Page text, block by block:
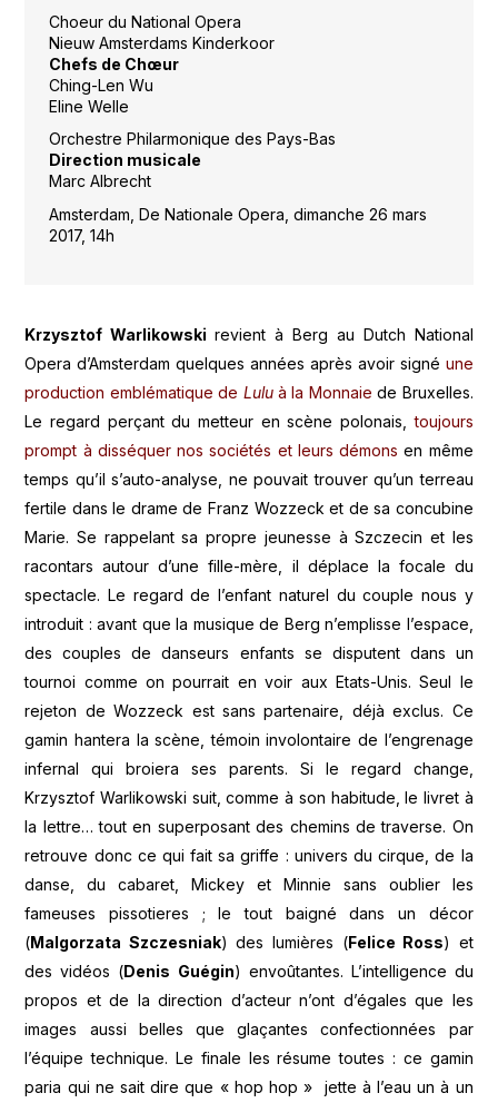
Choeur du National Opera
Nieuw Amsterdams Kinderkoor
Chefs de Chœur
Ching-Len Wu
Eline Welle
Orchestre Philarmonique des Pays-Bas
Direction musicale
Marc Albrecht
Amsterdam, De Nationale Opera, dimanche 26 mars
2017, 14h
Krzysztof Warlikowskirevient à Berg au Dutch National
Opera d’Amsterdam quelques années après avoir signé une
production emblématique de Luluà la Monnaie de Bruxelles.
Le regard perçant du metteur en scène polonais,toujours
prompt à disséquer nos sociétés et leurs démons en même
temps qu’il s’auto-analyse, ne pouvait trouver qu’un terreau
fertile dans le drame de Franz Wozzeck et de sa concubine
Marie. Se rappelant sa propre jeunesse à Szczecin et les
racontars autour d’une fille-mère, il déplace la focale du
spectacle. Le regard de l’enfant naturel du couple nous y
introduit : avant que la musique de Berg n’emplisse l’espace,
des couples de danseurs enfants se disputent dans un
tournoi comme on pourrait en voir aux Etats-Unis. Seul le
rejeton de Wozzeck est sans partenaire, déjà exclus. Ce
gamin hantera la scène, témoin involontaire de l’engrenage
infernal qui broiera ses parents. Si le regard change,
Krzysztof Warlikowski suit, comme à son habitude, le livret à
la lettre… tout en superposant des chemins de traverse. On
retrouve donc ce qui fait sa griffe : univers du cirque, de la
danse, du cabaret, Mickey et Minnie sans oublier les
fameuses pissotieres ; le tout baigné dans un décor
(Malgorzata Szczesniak) des lumières (Felice Ross) et
des vidéos (Denis Guégin) envoûtantes. L’intelligence du
propos et de la direction d’acteur n’ont d’égales que les
images aussi belles que glaçantes confectionnées par
l’équipe technique. Le finale les résume toutes : ce gamin
paria qui ne sait dire que « hop hop » jette à l’eau un à un